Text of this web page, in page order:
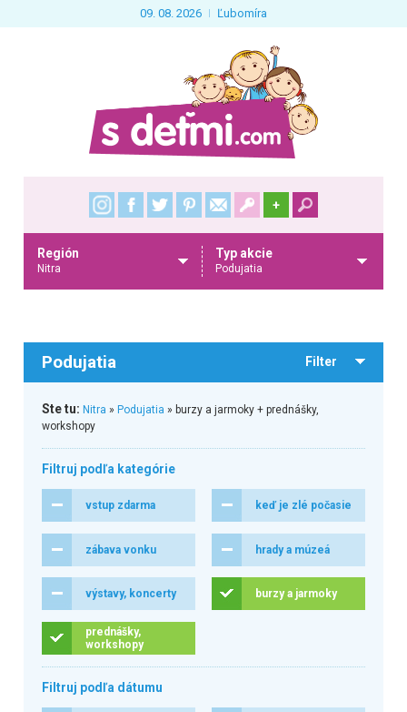
09. 08. 2026 Ľubomíra
+
Región
Nitra
Typ akcie
Podujatia
Podujatia Filter
Ste tu: Nitra » Podujatia » burzy a jarmoky + prednášky,
workshopy
Filtruj podľa kategórie
vstup zdarma keď je zlé počasie
zábava vonku hrady a múzeá
výstavy, koncerty burzy a jarmoky
prednášky,
workshopy
Filtruj podľa dátumu